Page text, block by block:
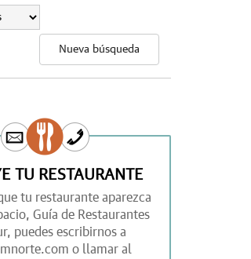
Nueva búsqueda
TU RESTAURANTE
tu restaurante aparezca
Guía de Restaurantes
puedes escribirnos a
o llamar al